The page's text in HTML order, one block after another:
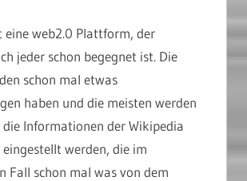
eine web2.0 Plattform, der
jeder schon begegnet ist. Die
schon mal etwas
haben und die meisten werden
die Informationen der Wikipedia
werden, die im
Fall schon mal was von dem